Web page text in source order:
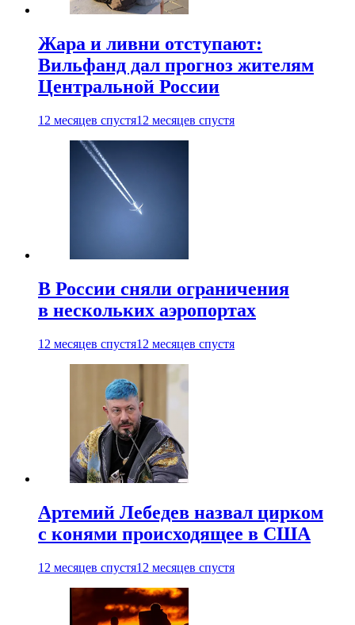
Жара и ливни отступают:
Вильфанд дал прогноз жителям
Центральной России
12 месяцев спустя12 месяцев спустя
В России сняли ограничения
в нескольких аэропортах
12 месяцев спустя12 месяцев спустя
Артемий Лебедев назвал цирком
с конями происходящее в США
12 месяцев спустя12 месяцев спустя